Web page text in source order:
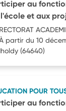
au
et aux
RECTORAT
partir du 10
Iholdy (64640)
POUR
au